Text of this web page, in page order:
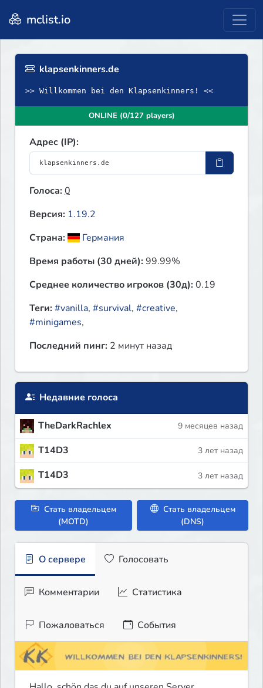
mclist.io
klapsenkinners.de
>> Willkommen bei den Klapsenkinners! <<
ONLINE (0/127 players)
Адрес (IP):
Голоса:0
Версия: 1.19.2
Страна:
Германия
Время работы (30 дней):99.99%
Среднее количество игроков (30д):0.19
Теги:#vanilla, #survival, #creative,
#minigames,
Последний пинг: 2 минут назад
Недавние голоса
TheDarkRachlex 9 месяцев назад
T14D3 3 лет назад
T14D3 3 лет назад
Стать владельцем
(MOTD)
Стать владельцем
(DNS)
О сервере Голосовать
Комментарии Статистика
Пожаловаться События